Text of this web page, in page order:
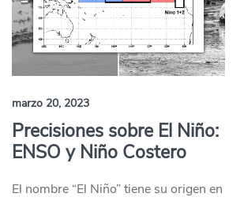
marzo 20, 2023
Precisiones sobre El Niño:
ENSO y Niño Costero
El nombre “El Niño” tiene su origen en